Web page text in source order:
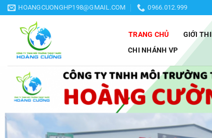
Bỏ
qua
HOANGCUONGHP198@GMAIL.COM 0966.012.999
TRANG CHỦ GIỚI
CHI NHÁNH VP